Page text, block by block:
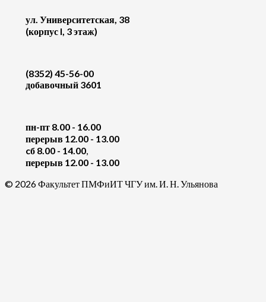
ул. Университетская, 38
(корпус I, 3 этаж)
(8352) 45-56-00
добавочный 3601
пн-пт 8.00 - 16.00
перерыв 12.00 - 13.00
cб 8.00 - 14.00,
перерыв 12.00 - 13.00
© 2026 Факультет ПМФиИТ ЧГУ им. И. Н. Ульянова